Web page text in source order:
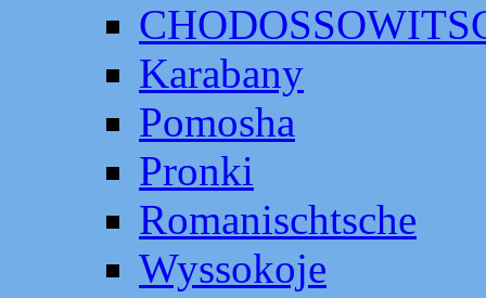
Karabany
Pomosha
Pronki
Romanischtsche
Wyssokoje